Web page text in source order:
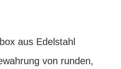
aus Edelstahl
von runden,